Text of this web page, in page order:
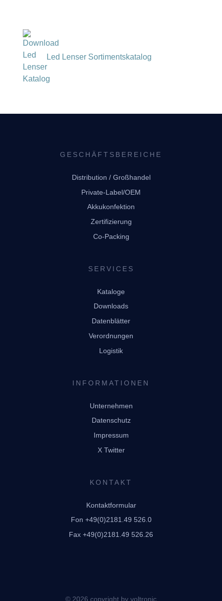
Led Lenser Sortimentskatalog
GESCHÄFTSBEREICHE
Distribution / Großhandel
Private-Label/OEM
Akkukonfektion
Zertifizierung
Co-Packing
SERVICES
Kataloge
Downloads
Datenblätter
Verordnungen
Logistik
INFORMATIONEN
Unternehmen
Datenschutz
Impressum
X Twitter
KONTAKT
Kontaktformular
Fon +49(0)2181.49 526.0
Fax +49(0)2181.49 526.26
© 2026 copyright by voltronic